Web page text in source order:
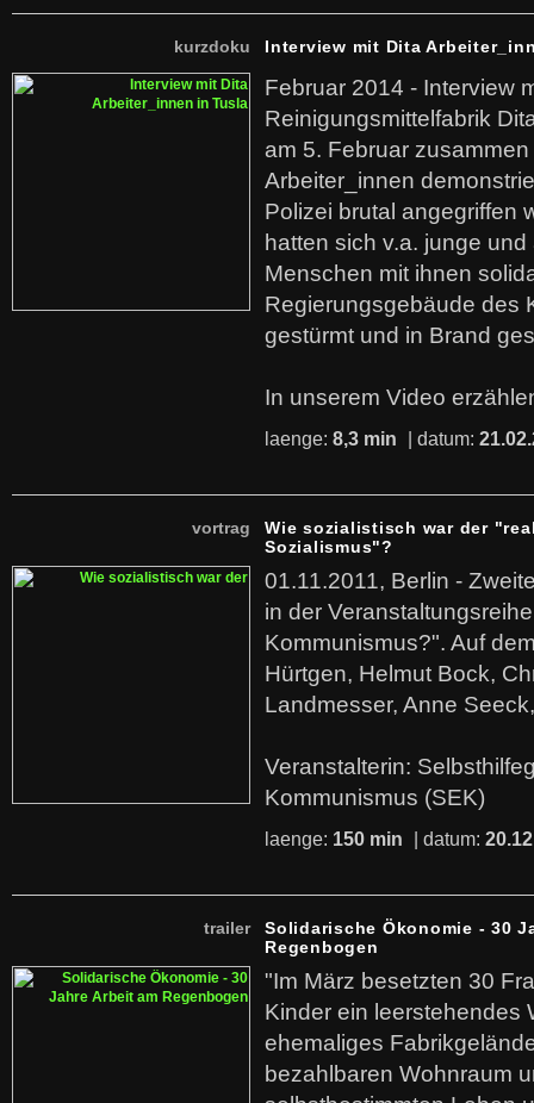
kurzdoku Interview mit Dita
Februar 2014 - Interview
Reinigungsmittelfabrik
am 5. Februar
Arbeiter_innen
Polizei brutal angegriffen
hatten sich v.a. junge
Menschen mit ihnen
Regierungsgebäude des
gestürmt und in Brand
In unserem Video
laenge: 8,3 min | datum:
vortrag
Wie sozialistisch war der
Sozialismus"?
01.11.2011, Berlin -
in der
Kommunismus?". Auf
Hürtgen, Helmut Bock,
Landmesser, Anne
Veranstalterin:
Kommunismus (SEK)
laenge: 150 min | datum:
trailer
Solidarische Ökonomie - 30
Regenbogen
"Im März besetzten 30
Kinder ein leerstehendes
ehemaliges
bezahlbaren Wohnraum